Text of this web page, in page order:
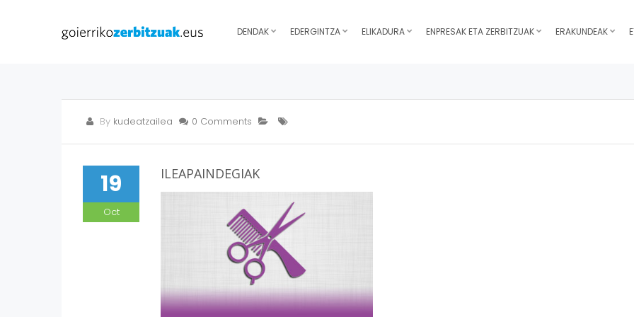
DENDAK EDERGINTZA ELIKADURA ENPRESAK ETA ZERBITZUAK ERAKUNDEAK
By kudeatzailea 0 Comments
19
Oct
ILEAPAINDEGIAK